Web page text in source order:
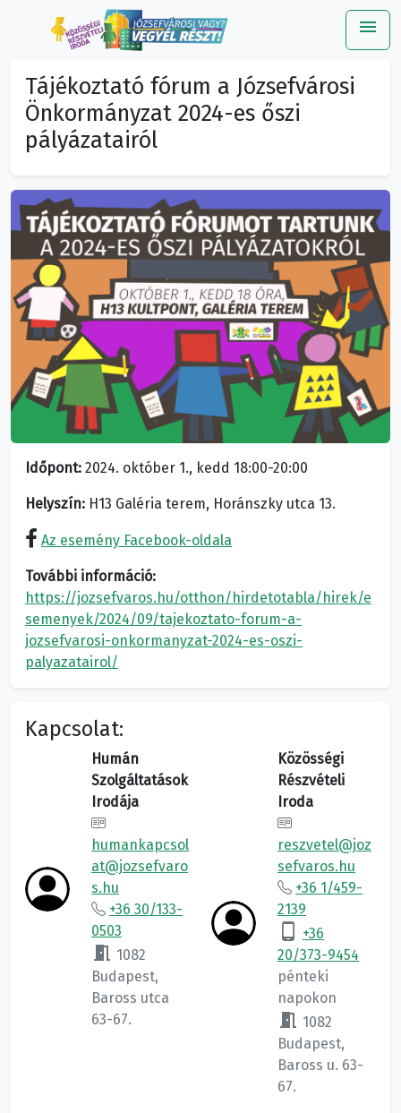
menu
Tájékoztató fórum a Józsefvárosi
Önkormányzat 2024-es őszi
pályázatairól
Időpont: 2024. október 1., kedd 18:00-20:00
Helyszín: H13 Galéria terem, Horánszky utca 13.
Az esemény Facebook-oldala
További információ:
https://jozsefvaros.hu/otthon/hirdetotabla/hirek/e
semenyek/2024/09/tajekoztato-forum-a-
jozsefvarosi-onkormanyzat-2024-es-oszi-
palyazatairol/
Kapcsolat:
Humán
Szolgáltatások
Irodája
humankapcsol
at@jozsefvaro
s.hu
+36 30/133-
0503
meeting_room 1082
Budapest,
Baross utca
63-67.
Közösségi
Részvételi
Iroda
reszvetel@joz
sefvaros.hu
+36 1/459-
2139
phone_android +36
20/373-9454
pénteki
napokon
meeting_room 1082
Budapest,
Baross u. 63-
67.